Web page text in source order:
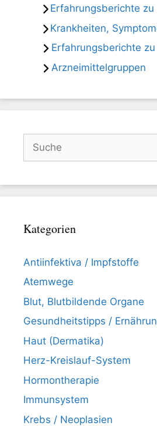
Erfahrungsberichte
Krankheiten,
Erfahrungsberichte
Arzneimittelgruppen
Kategorien
Antiinfektiva / Impfstoffe
Atemwege
Blut, Blutbildende Organe
Gesundheitstipps /
Haut (Dermatika)
Herz-Kreislauf-System
Hormontherapie
Immunsystem
Krebs / Neoplasien